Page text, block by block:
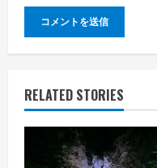
RELATED STORIES